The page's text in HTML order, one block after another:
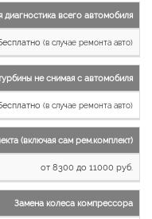
диагностика всего автомобиля
(в случае ремонта авто)
не снимая с автомобиля
(в случае ремонта авто)
(включая сам рем.комплект)
от 8300 до 11000 руб.
Замена колеса компрессора